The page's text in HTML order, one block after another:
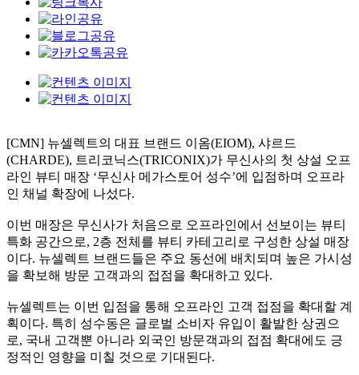
[CMN] 뉴셀렉트의 대표 브랜드 이옴(EIOM), 샤르드
(CHARDE), 트리코닉스(TRICONIX)가 무신사의 첫 상설 오프
라인 뷰티 매장 ‘무신사 메가스토어 성수’에 입점하며 오프라
인 채널 확장에 나섰다.
이번 매장은 무신사가 처음으로 오프라인에서 선보이는 뷰티
특화 공간으로, 2층 전체를 뷰티 카테고리로 구성한 상설 매장
이다. 뉴셀렉트 브랜드들은 주요 동선에 배치되며 높은 가시성
을 확보해 방문 고객과의 접점을 확대하고 있다.
뉴셀렉트는 이번 입점을 통해 오프라인 고객 접점을 확대할 계
획이다. 특히 성수동은 글로벌 소비자 유입이 활발한 상권으
로, 국내 고객뿐 아니라 외국인 방문객과의 접점 확대에도 긍
정적인 영향을 미칠 것으로 기대된다.